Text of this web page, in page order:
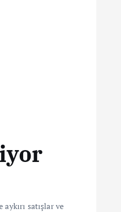
satışlar ve